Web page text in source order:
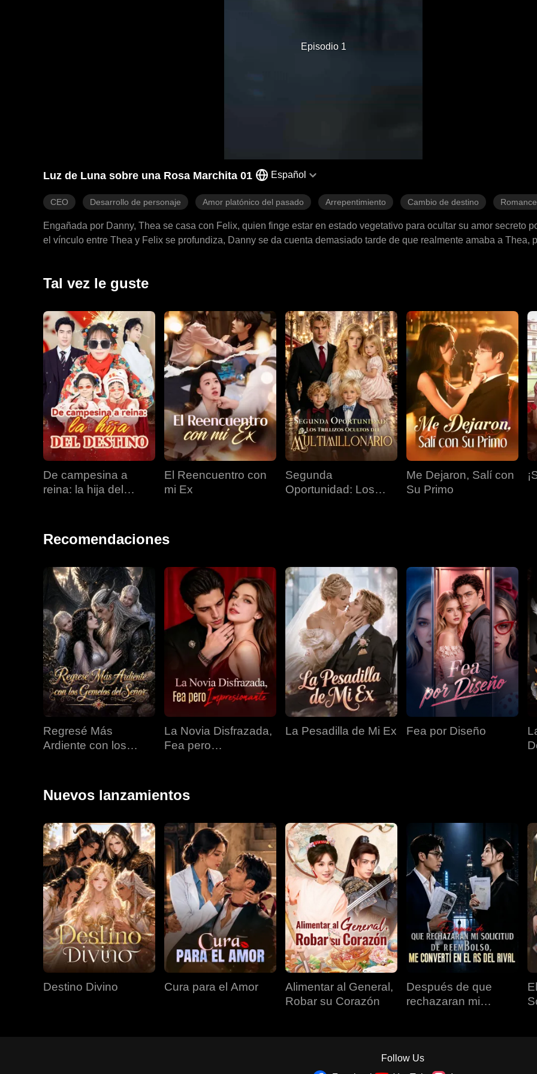
Episodio 1
Luz de Luna sobre una Rosa Marchita 01 Español
CEO Desarrollo de personaje Amor platónico del pasado Arrepentimiento Cambio de destino
Engañada por Danny, Thea se casa con Felix, quien finge estar en estado vegetativo para ocultar su amor secreto
el vínculo entre Thea y Felix se profundiza, Danny se da cuenta demasiado tarde de que realmente amaba a Thea,
Tal vez le guste
De campesina a
reina: la hija del
El Reencuentro con
mi Ex
Segunda
Oportunidad: Los
Me Dejaron, Salí con
Su Primo
Recomendaciones
Regresé Más
Ardiente con los
La Novia Disfrazada,
Fea pero
La Pesadilla de Mi Ex Fea por Diseño
Nuevos lanzamientos
Destino Divino Cura para el Amor
Alimentar al General,
Robar su Corazón
Después de que
rechazaran mi
rival
Follow Us